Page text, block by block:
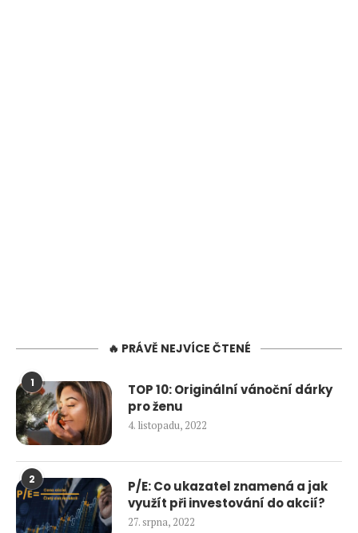
🔥 PRÁVĚ NEJVÍCE ČTENÉ
1
TOP 10: Originální vánoční dárky
pro ženu
4. listopadu, 2022
2
P/E: Co ukazatel znamená a jak
využít při investování do akcií?
27. srpna, 2022